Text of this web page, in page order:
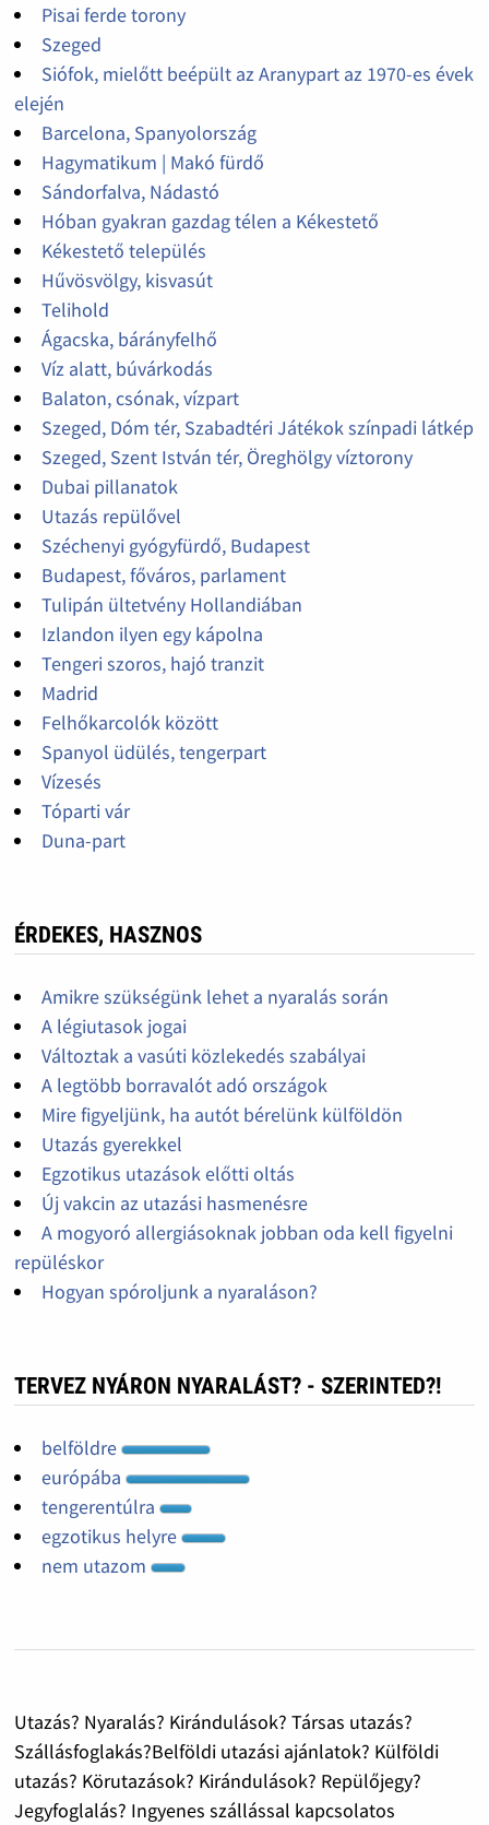
Pisai ferde torony
Szeged
Siófok, mielőtt beépült az Aranypart az 1970-es évek
elején
Barcelona, Spanyolország
Hagymatikum | Makó fürdő
Sándorfalva, Nádastó
Hóban gyakran gazdag télen a Kékestető
Kékestető település
Hűvösvölgy, kisvasút
Telihold
Ágacska, bárányfelhő
Víz alatt, búvárkodás
Balaton, csónak, vízpart
Szeged, Dóm tér, Szabadtéri Játékok színpadi látkép
Szeged, Szent István tér, Öreghölgy víztorony
Dubai pillanatok
Utazás repülővel
Széchenyi gyógyfürdő, Budapest
Budapest, főváros, parlament
Tulipán ültetvény Hollandiában
Izlandon ilyen egy kápolna
Tengeri szoros, hajó tranzit
Madrid
Felhőkarcolók között
Spanyol üdülés, tengerpart
Vízesés
Tóparti vár
Duna-part
ÉRDEKES, HASZNOS
Amikre szükségünk lehet a nyaralás során
A légiutasok jogai
Változtak a vasúti közlekedés szabályai
A legtöbb borravalót adó országok
Mire figyeljünk, ha autót bérelünk külföldön
Utazás gyerekkel
Egzotikus utazások előtti oltás
Új vakcin az utazási hasmenésre
A mogyoró allergiásoknak jobban oda kell figyelni
repüléskor
Hogyan spóroljunk a nyaraláson?
TERVEZ NYÁRON NYARALÁST? - SZERINTED?!
belföldre
európába
tengerentúlra
egzotikus helyre
nem utazom
Utazás? Nyaralás? Kirándulások? Társas utazás?
Szállásfoglakás?Belföldi utazási ajánlatok? Külföldi
utazás? Körutazások? Kirándulások? Repülőjegy?
Jegyfoglalás? Ingyenes szállással kapcsolatos